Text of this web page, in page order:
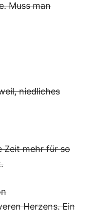
Muss man
niedliches
Zeit mehr für so
Herzens. Ein